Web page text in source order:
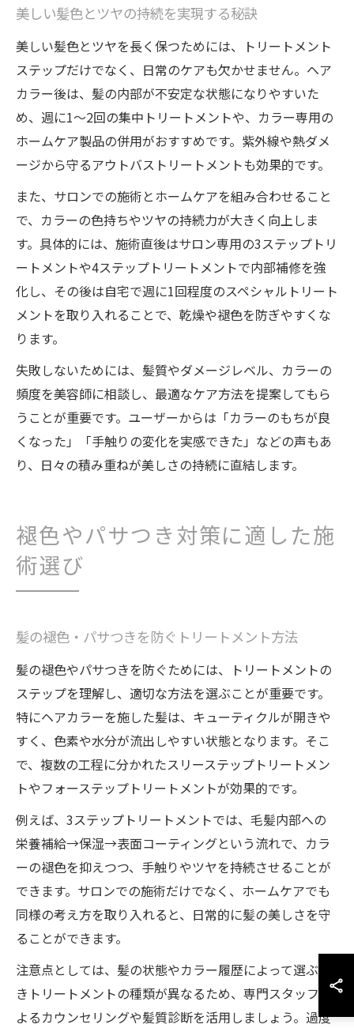
美しい髪色とツヤの持続を実現する秘訣
美しい髪色とツヤを長く保つためには、トリートメント
ステップだけでなく、日常のケアも欠かせません。ヘア
カラー後は、髪の内部が不安定な状態になりやすいた
め、週に1〜2回の集中トリートメントや、カラー専用の
ホームケア製品の併用がおすすめです。紫外線や熱ダメ
ージから守るアウトバストリートメントも効果的です。
また、サロンでの施術とホームケアを組み合わせること
で、カラーの色持ちやツヤの持続力が大きく向上しま
す。具体的には、施術直後はサロン専用の3ステップトリ
ートメントや4ステップトリートメントで内部補修を強
化し、その後は自宅で週に1回程度のスペシャルトリート
メントを取り入れることで、乾燥や褪色を防ぎやすくな
ります。
失敗しないためには、髪質やダメージレベル、カラーの
頻度を美容師に相談し、最適なケア方法を提案してもら
うことが重要です。ユーザーからは「カラーのもちが良
くなった」「手触りの変化を実感できた」などの声もあ
り、日々の積み重ねが美しさの持続に直結します。
褪色やパサつき対策に適した施
術選び
髪の褪色・パサつきを防ぐトリートメント方法
髪の褪色やパサつきを防ぐためには、トリートメントの
ステップを理解し、適切な方法を選ぶことが重要です。
特にヘアカラーを施した髪は、キューティクルが開きや
すく、色素や水分が流出しやすい状態となります。そこ
で、複数の工程に分かれたスリーステップトリートメン
トやフォーステップトリートメントが効果的です。
例えば、3ステップトリートメントでは、毛髪内部への
栄養補給→保湿→表面コーティングという流れで、カラ
ーの褪色を抑えつつ、手触りやツヤを持続させることが
できます。サロンでの施術だけでなく、ホームケアでも
同様の考え方を取り入れると、日常的に髪の美しさを守
ることができます。
注意点としては、髪の状態やカラー履歴によって選ぶべ
きトリートメントの種類が異なるため、専門スタッフに
よるカウンセリングや髪質診断を活用しましょう。過度